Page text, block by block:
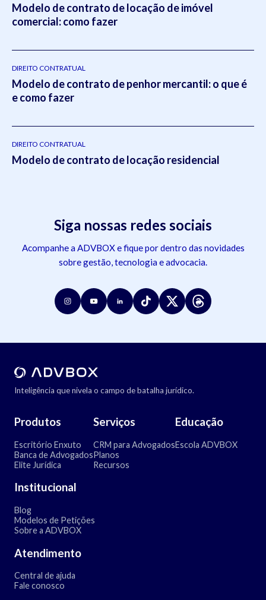
Modelo de contrato de locação de imóvel
comercial: como fazer
DIREITO CONTRATUAL
Modelo de contrato de penhor mercantil: o que é
e como fazer
DIREITO CONTRATUAL
Modelo de contrato de locação residencial
Siga nossas redes sociais
Acompanhe a ADVBOX e fique por dentro das novidades
sobre gestão, tecnologia e advocacia.
Inteligência que nivela o campo de batalha jurídico.
Produtos
Escritório Enxuto
Banca de Advogados
Elite Jurídica
Serviços
CRM para Advogados
Planos
Recursos
Educação
Escola ADVBOX
Institucional
Blog
Modelos de Petições
Sobre a ADVBOX
Atendimento
Central de ajuda
Fale conosco